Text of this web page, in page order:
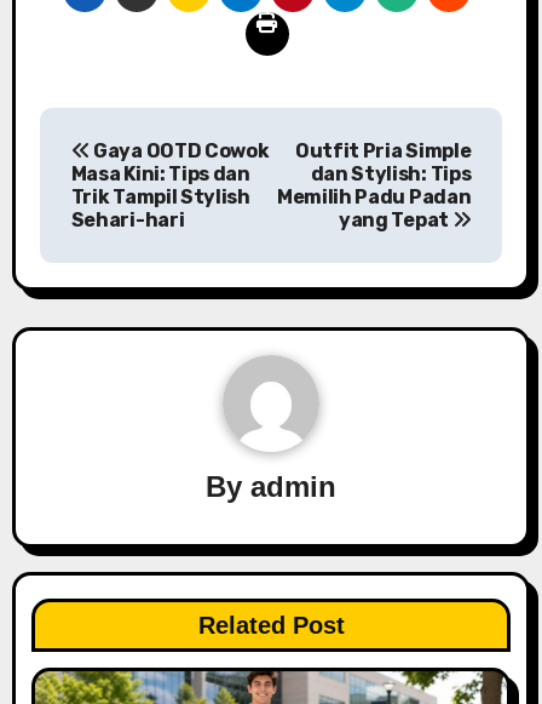
t
n
a
i
Gaya OOTD Cowok
Masa Kini: Tips dan
Trik Tampil Stylish
Sehari-hari
Outfit Pria Simple
dan Stylish: Tips
Memilih Padu Padan
yang Tepat
By admin
Related Post